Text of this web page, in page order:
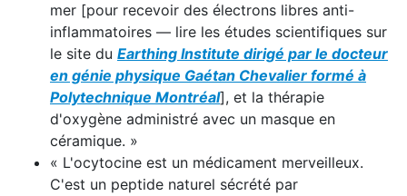
mer [pour recevoir des électrons libres anti-
inflammatoires — lire les études scientifiques sur
le site du Earthing Institute dirigé par le docteur
en génie physique Gaétan Chevalier formé à
Polytechnique Montréal], et la thérapie
d'oxygène administré avec un masque en
céramique. »
« L'ocytocine est un médicament merveilleux.
C'est un peptide naturel sécrété par